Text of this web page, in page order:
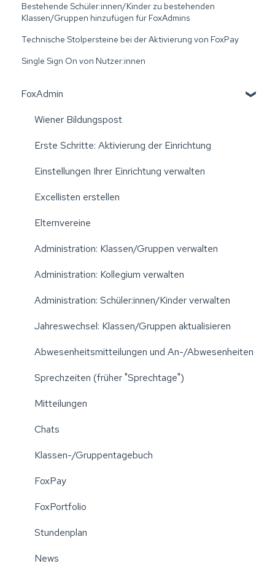
Bestehende Schüler:innen/Kinder zu bestehenden
Klassen/Gruppen hinzufügen für FoxAdmins
Technische Stolpersteine bei der Aktivierung von FoxPay
Single Sign On von Nutzer:innen
FoxAdmin
Wiener Bildungspost
Erste Schritte: Aktivierung der Einrichtung
Einstellungen Ihrer Einrichtung verwalten
Excellisten erstellen
Elternvereine
Administration: Klassen/Gruppen verwalten
Administration: Kollegium verwalten
Administration: Schüler:innen/Kinder verwalten
Jahreswechsel: Klassen/Gruppen aktualisieren
Abwesenheitsmitteilungen und An-/Abwesenheiten
Sprechzeiten (früher "Sprechtage")
Mitteilungen
Chats
Klassen-/Gruppentagebuch
FoxPay
FoxPortfolio
Stundenplan
News